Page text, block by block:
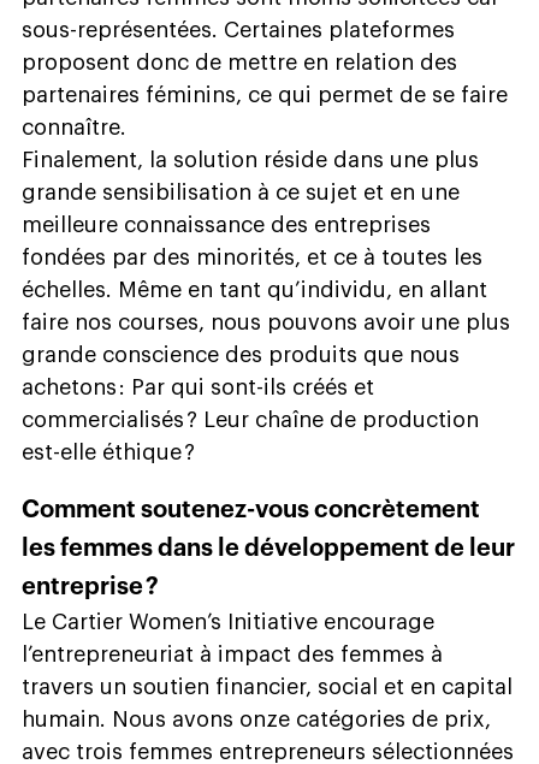
sous-représentées. Certaines plateformes
proposent donc de mettre en relation des
partenaires féminins, ce qui permet de se faire
connaître.
Finalement, la solution réside dans une plus
grande sensibilisation à ce sujet et en une
meilleure connaissance des entreprises
fondées par des minorités, et ce à toutes les
échelles. Même en tant qu’individu, en allant
faire nos courses, nous pouvons avoir une plus
grande conscience des produits que nous
achetons : Par qui sont-ils créés et
commercialisés ? Leur chaîne de production
est-elle éthique ?
Comment soutenez-vous concrètement
les femmes dans le développement de leur
entreprise ?
Le Cartier Women’s Initiative encourage
l’entrepreneuriat à impact des femmes à
travers un soutien financier, social et en capital
humain. Nous avons onze catégories de prix,
avec trois femmes entrepreneurs sélectionnées